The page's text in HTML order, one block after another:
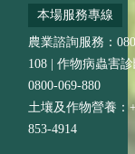
本場服務專線
農業諮詢服務：
108 | 作物病蟲害
0800-069-880
土壤及作物營養：
853-4914